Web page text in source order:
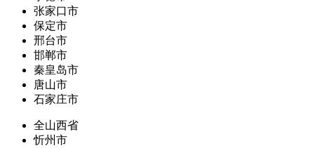
张家口市
保定市
邢台市
邯郸市
秦皇岛市
唐山市
石家庄市
全山西省
忻州市